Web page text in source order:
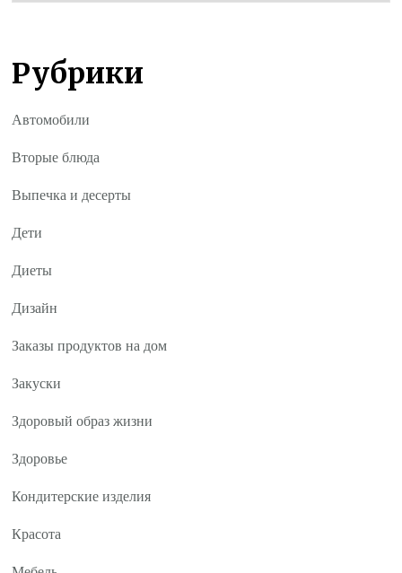
Рубрики
Автомобили
Вторые блюда
Выпечка и десерты
Дети
Диеты
Дизайн
Заказы продуктов на дом
Закуски
Здоровый образ жизни
Здоровье
Кондитерские изделия
Красота